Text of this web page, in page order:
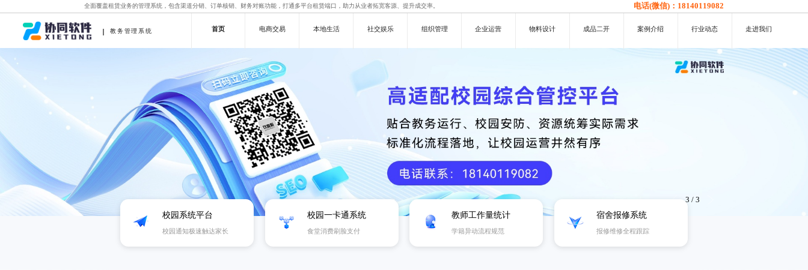
全面覆盖租赁业务的管理系统，包含渠道分销、订单核销、财务对账功能，打通多平台租赁端口，助力从业者拓宽客源、提升成交率。 电话(微信)： 18140119082
教务管理系统 首页 电商交易 本地生活 社交娱乐 组织管理 企业运营 物料设计 成品二开 案例介绍 行业动态 走进我们
3 / 3
校园系统平台
校园通知极速触达家长
校园一卡通系统
食堂消费刷脸支付
教师工作量统计
学籍异动流程规范
宿舍报修系统
报修维修全程跟踪